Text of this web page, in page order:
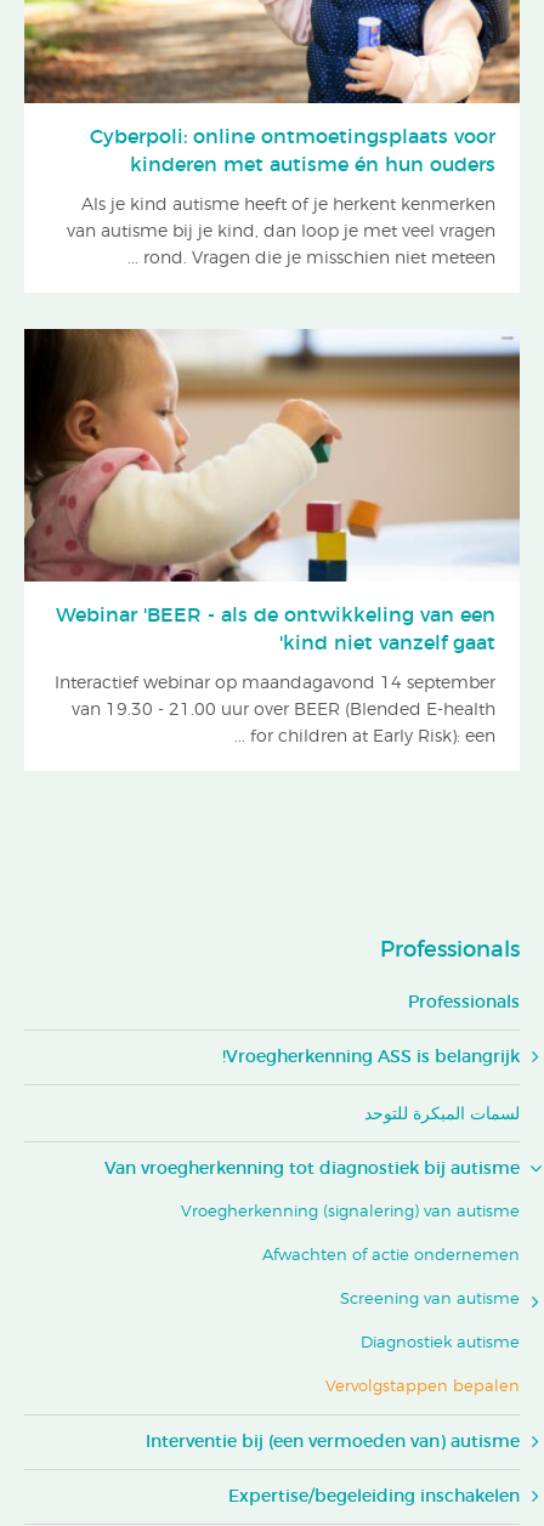
Cyberpoli: online ontmoetingsplaats voor
kinderen met autisme én hun ouders
Als je kind autisme heeft of je herkent kenmerken
van autisme bij je kind, dan loop je met veel vragen
rond. Vragen die je misschien niet meteen ...
Webinar 'BEER - als de ontwikkeling van een
kind niet vanzelf gaat'
Interactief webinar op maandagavond 14 september
van 19.30 - 21.00 uur over BEER (Blended E-health
for children at Early Risk): een ...
Professionals
Professionals
Vroegherkenning ASS is belangrijk!
لسمات المبكرة للتوحد
Van vroegherkenning tot diagnostiek bij autisme
Vroegherkenning (signalering) van autisme
Afwachten of actie ondernemen
Screening van autisme
Diagnostiek autisme
Vervolgstappen bepalen
Interventie bij (een vermoeden van) autisme
Expertise/begeleiding inschakelen